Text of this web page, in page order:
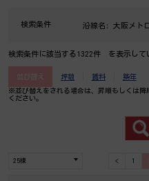
検索条件 沿線名: 大阪メト
検索条件に該当する1322件 を表示して
並び替え 坪数 賃料 築年
※並び替えをされる場合は、昇順もしくは降
ください。
< 1